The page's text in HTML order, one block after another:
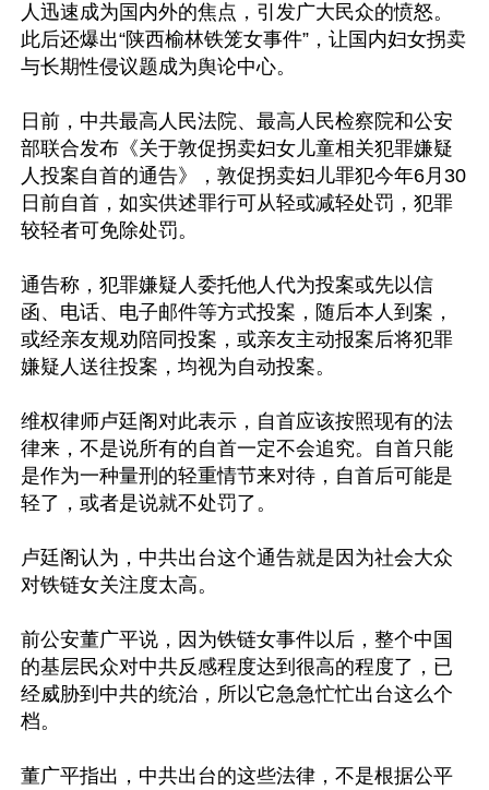
人迅速成为国内外的焦点，引发广大民众的愤怒。
此后还爆出“陕西榆林铁笼女事件”，让国内妇女拐卖
与长期性侵议题成为舆论中心。
日前，中共最高人民法院、最高人民检察院和公安
部联合发布《关于敦促拐卖妇女儿童相关犯罪嫌疑
人投案自首的通告》，敦促拐卖妇儿罪犯今年6月30
日前自首，如实供述罪行可从轻或减轻处罚，犯罪
较轻者可免除处罚。
通告称，犯罪嫌疑人委托他人代为投案或先以信
函、电话、电子邮件等方式投案，随后本人到案，
或经亲友规劝陪同投案，或亲友主动报案后将犯罪
嫌疑人送往投案，均视为自动投案。
维权律师卢廷阁对此表示，自首应该按照现有的法
律来，不是说所有的自首一定不会追究。自首只能
是作为一种量刑的轻重情节来对待，自首后可能是
轻了，或者是说就不处罚了。
卢廷阁认为，中共出台这个通告就是因为社会大众
对铁链女关注度太高。
前公安董广平说，因为铁链女事件以后，整个中国
的基层民众对中共反感程度达到很高的程度了，已
经威胁到中共的统治，所以它急急忙忙出台这么个
档。
董广平指出，中共出台的这些法律，不是根据公平